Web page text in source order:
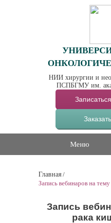
НИИ хирургии и
ПСПБГМУ им.
Меню
Главная /
Запись вебинаров на
Запись
рака